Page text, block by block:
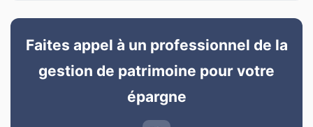
Faites appel à un professionnel de la
gestion de patrimoine pour votre
épargne